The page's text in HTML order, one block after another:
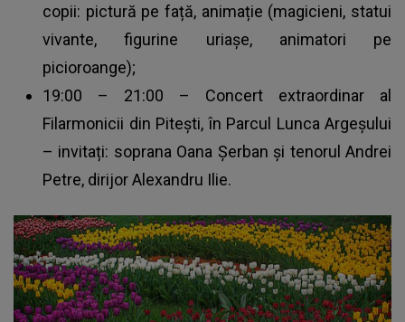
copii: pictură pe față, animație (magicieni, statui
vivante, figurine uriașe, animatori pe
picioroange);
19:00 – 21:00 – Concert extraordinar al
Filarmonicii din Pitești, în Parcul Lunca Argeșului
– invitați: soprana Oana Șerban și tenorul Andrei
Petre, dirijor Alexandru Ilie.